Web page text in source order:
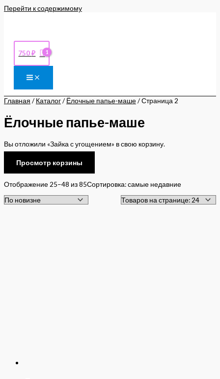
Перейти к содержимому
750₽
Главная / Каталог/ Ёлочные папье-маше/ Страница 2
Ёлочные папье-маше
Вы отложили «Зайка с угощением» в свою корзину.
Просмотр корзины
Отображение 25–48 из 85Сортировка: самые недавние